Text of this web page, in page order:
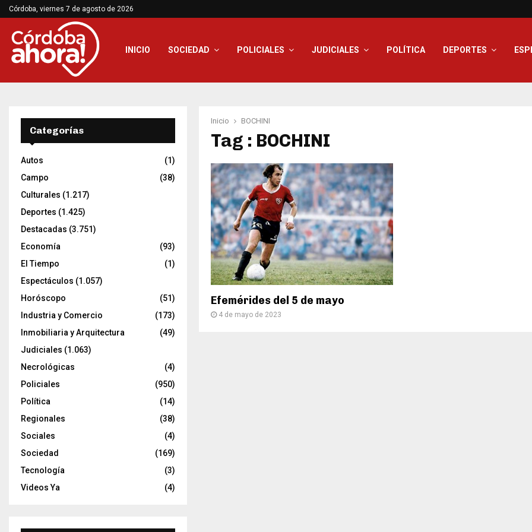
Córdoba, viernes 7 de agosto de 2026
INICIO SOCIEDAD POLICIALES JUDICIALES POLÍTICA DEPORTES
Inicio BOCHINI
Tag : BOCHINI
Efemérides del 5 de mayo
4 de mayo de 2023
Categorías
Autos
(1)
Campo
(38)
Culturales (1.217)
Deportes (1.425)
Destacadas (3.751)
Economía
(93)
El Tiempo
(1)
Espectáculos (1.057)
Horóscopo
(51)
Industria y Comercio
(173)
Inmobiliaria y Arquitectura
(49)
Judiciales (1.063)
Necrológicas
(4)
Policiales
(950)
Política
(14)
Regionales
(38)
Sociales
(4)
Sociedad
(169)
Tecnología
(3)
Videos Ya
(4)